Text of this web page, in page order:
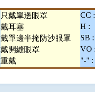
只戴單邊眼罩
CC :
戴耳塞
H :
戴單邊半掩防沙眼罩
SB :
戴開縫眼罩
VO
重戴 "-" :